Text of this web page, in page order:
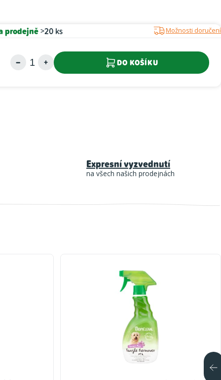
prodejně>20 ks Možnosti doručení
DO KOŠÍKU
Expresní vyzvednutí
na všech našich prodejnách